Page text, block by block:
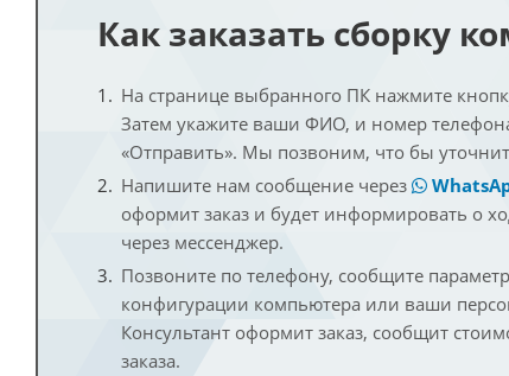
Как заказать сборку
На странице выбранного ПК нажмите
Затем укажите ваши ФИО, и номер
«Отправить». Мы позвоним, что бы
Напишите нам сообщение через
оформит заказ и будет информировать о
через мессенджер.
Позвоните по телефону, сообщите
конфигурации компьютера или ваши
Консультант оформит заказ, сообщит
заказа.